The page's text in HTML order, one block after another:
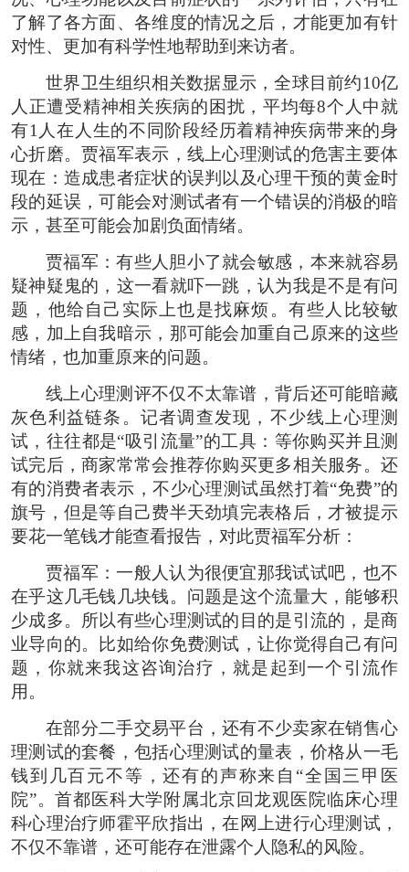
了解了各方面、各维度的情况之后，才能更加有针
对性、更加有科学性地帮助到来访者。
世界卫生组织相关数据显示，全球目前约10亿
人正遭受精神相关疾病的困扰，平均每8个人中就
有1人在人生的不同阶段经历着精神疾病带来的身
心折磨。贾福军表示，线上心理测试的危害主要体
现在：造成患者症状的误判以及心理干预的黄金时
段的延误，可能会对测试者有一个错误的消极的暗
示，甚至可能会加剧负面情绪。
贾福军：有些人胆小了就会敏感，本来就容易
疑神疑鬼的，这一看就吓一跳，认为我是不是有问
题，他给自己实际上也是找麻烦。有些人比较敏
感，加上自我暗示，那可能会加重自己原来的这些
情绪，也加重原来的问题。
线上心理测评不仅不太靠谱，背后还可能暗藏
灰色利益链条。记者调查发现，不少线上心理测
试，往往都是“吸引流量”的工具：等你购买并且测
试完后，商家常常会推荐你购买更多相关服务。还
有的消费者表示，不少心理测试虽然打着“免费”的
旗号，但是等自己费半天劲填完表格后，才被提示
要花一笔钱才能查看报告，对此贾福军分析：
贾福军：一般人认为很便宜那我试试吧，也不
在乎这几毛钱几块钱。问题是这个流量大，能够积
少成多。所以有些心理测试的目的是引流的，是商
业导向的。比如给你免费测试，让你觉得自己有问
题，你就来我这咨询治疗，就是起到一个引流作
用。
在部分二手交易平台，还有不少卖家在销售心
理测试的套餐，包括心理测试的量表，价格从一毛
钱到几百元不等，还有的声称来自“全国三甲医
院”。首都医科大学附属北京回龙观医院临床心理
科心理治疗师霍平欣指出，在网上进行心理测试，
不仅不靠谱，还可能存在泄露个人隐私的风险。